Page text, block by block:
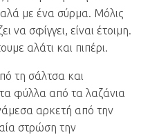
με ένα σύρμα. Μόλις
να σφίγγει, είναι έτοιμη.
αλάτι και πιπέρι.
τη σάλτσα και
φύλλα από τα λαζάνια
αρκετή από την
στρώση την